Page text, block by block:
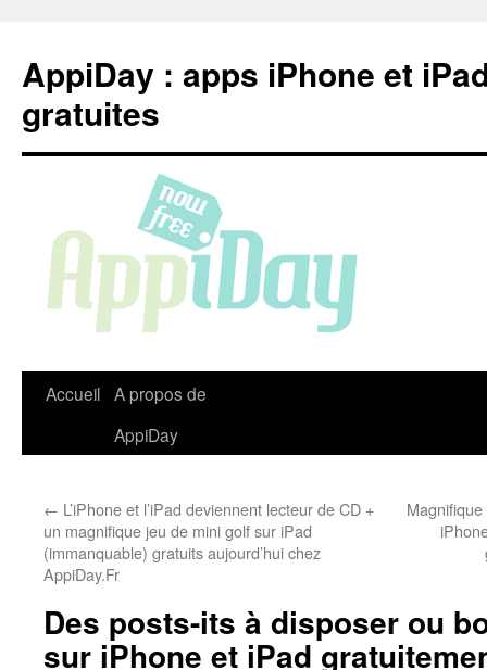
contenu
AppiDay : apps iPhone et
gratuites
Accueil A propos de
AppiDay
← L’iPhone et l’iPad deviennent lecteur de CD +
un magnifique jeu de mini golf sur iPad
(immanquable) gratuits aujourd’hui chez
AppiDay.Fr
Des posts-its à disposer ou
sur iPhone et iPad